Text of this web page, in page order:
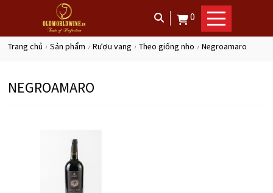
0
trang chủ sản phẩm rượu vang theo giống nho negroamaro
NEGROAMARO